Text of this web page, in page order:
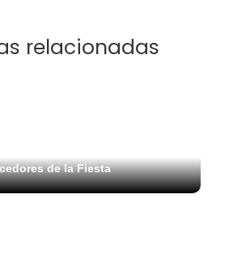
relacionadas
de la Fiesta